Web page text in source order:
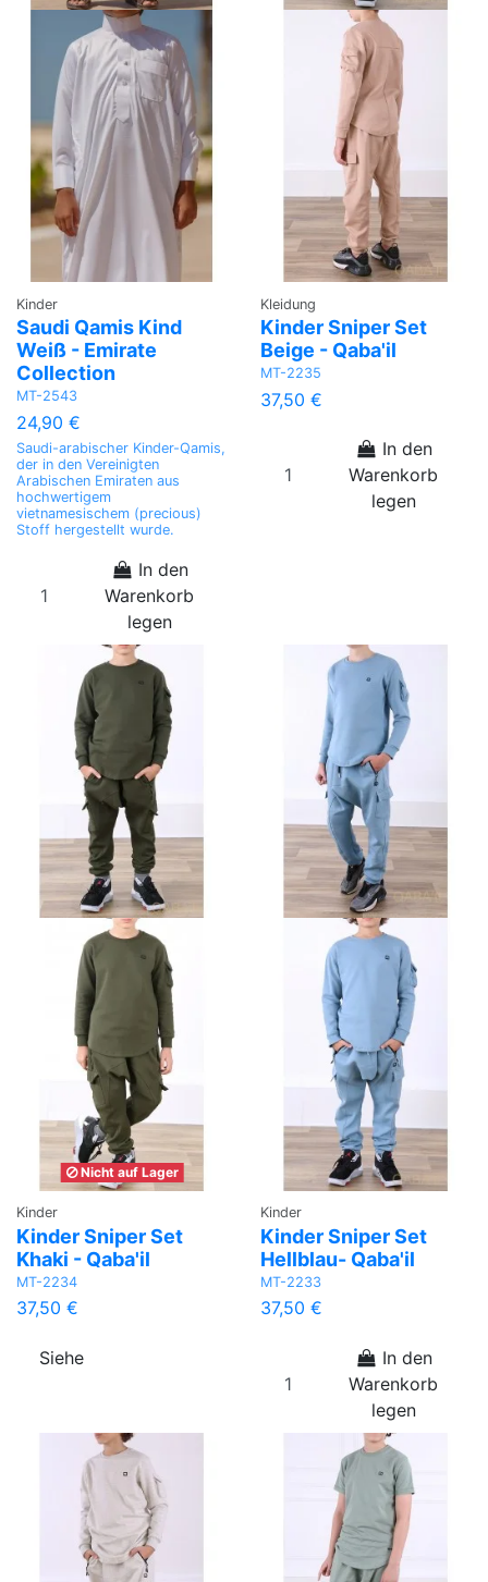
Kinder
Saudi Qamis Kind
Weiß - Emirate
Collection
MT-2543
24,90 €
Saudi-arabischer Kinder-Qamis,
der in den Vereinigten
Arabischen Emiraten aus
hochwertigem
vietnamesischem (precious)
Stoff hergestellt wurde.
In den
Warenkorb
legen
Kleidung
Kinder Sniper Set
Beige - Qaba'il
MT-2235
37,50 €
In den
Warenkorb
legen
Nicht auf Lager
Kinder
Kinder Sniper Set
Khaki - Qaba'il
MT-2234
37,50 €
Siehe
Kinder
Kinder Sniper Set
Hellblau- Qaba'il
MT-2233
37,50 €
In den
Warenkorb
legen